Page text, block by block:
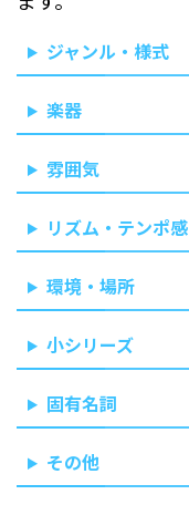
ジャンル・様式
楽器
雰囲気
リズム・テンポ感
環境・場所
小シリーズ
固有名詞
その他